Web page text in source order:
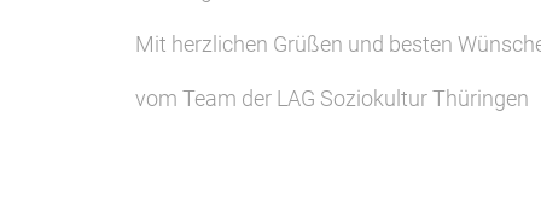
Mit herzlichen Grüßen und besten
vom Team der LAG Soziokultur Thüringen